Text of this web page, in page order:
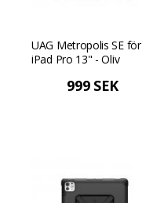
UAG Metropolis SE för
iPad Pro 13" - Oliv
999 SEK